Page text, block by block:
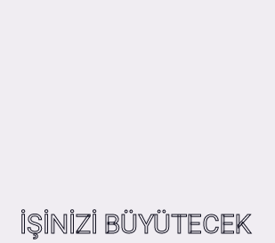
İŞİNİZİ BÜYÜTECEK